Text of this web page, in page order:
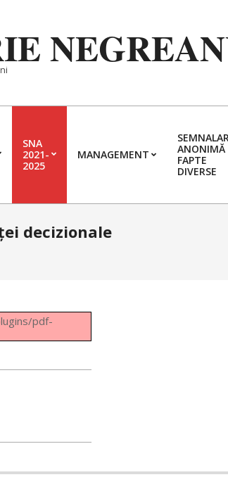
SNA
2021-
2025
MANAGEMENT
ANONIMĂ
FAPTE
DIVERSE
decizionale
pdf-